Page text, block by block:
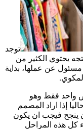
توجد
يحتوي الكثير من
عن عملها، بداية
واحد فقط وهو
إذا اراد المصمم
ان ينجح فيجب ان يكون
كل هذه المراحل